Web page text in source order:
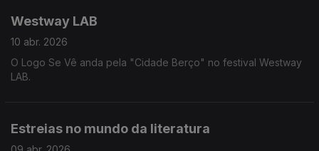
Westway LAB
10 abr. 2026
O Logo Se Vê anda pela "Cidade Berço" no festival Westway
LAB.
Estreias no mundo da literatura